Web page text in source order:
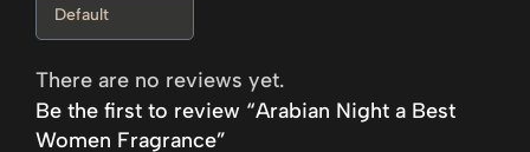
There are no reviews yet.
Be the first to review “Arabian Night a Best
Women Fragrance”